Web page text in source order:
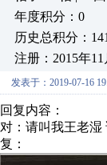
年度积分：0
历史总积分：141
注册：2015年11
发表于：2019-07-16
回复内容：
对：请叫我王老
复：